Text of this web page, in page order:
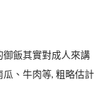
飯其實對成人來講
、牛肉等, 粗略估計